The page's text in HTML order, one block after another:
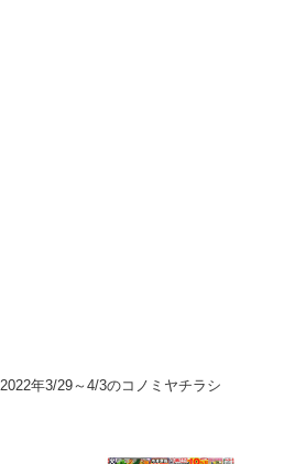
2022年3/29～4/3のコノミヤチラシ